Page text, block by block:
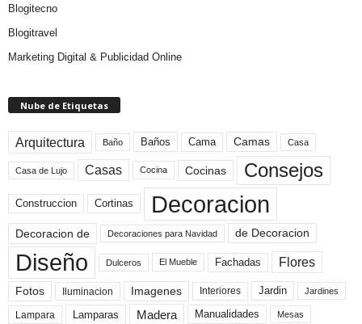
Blogitecno
Blogitravel
Marketing Digital & Publicidad Online
Nube de Etiquetas
Arquitectura Baño Baños Cama Camas Casa
Casa de Lujo Casas Cocina Cocinas Consejos
Construccion Cortinas Decoracion
Decoracion de Decoraciones para Navidad de Decoracion
Diseño Dulceros El Mueble Fachadas Flores
Fotos Iluminacion Imagenes Interiores Jardin Jardines
Lampara Lamparas Madera Manualidades Mesas